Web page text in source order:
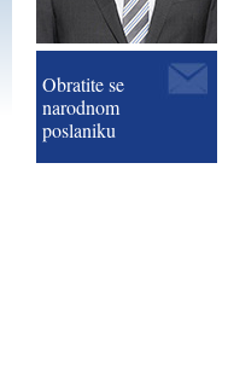
Obratite se
narodnom
poslaniku